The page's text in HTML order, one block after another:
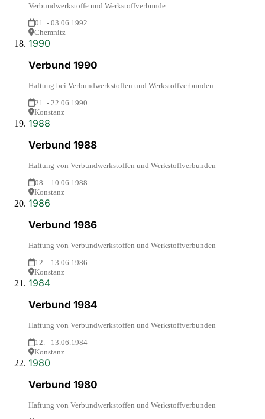
Verbundwerkstoffe und Werkstoffverbunde
01. - 03.06.1992
Chemnitz
1990
Verbund 1990
Haftung bei Verbundwerkstoffen und Werkstoffverbunden
21. - 22.06.1990
Konstanz
1988
Verbund 1988
Haftung von Verbundwerkstoffen und Werkstoffverbunden
08. - 10.06.1988
Konstanz
1986
Verbund 1986
Haftung von Verbundwerkstoffen und Werkstoffverbunden
12. - 13.06.1986
Konstanz
1984
Verbund 1984
Haftung von Verbundwerkstoffen und Werkstoffverbunden
12. - 13.06.1984
Konstanz
1980
Verbund 1980
Haftung von Verbundwerkstoffen und Werkstoffverbunden